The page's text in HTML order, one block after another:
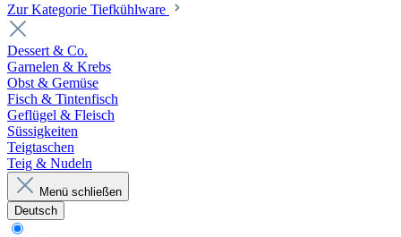
Zur Kategorie Tiefkühlware
Dessert & Co.
Garnelen & Krebs
Obst & Gemüse
Fisch & Tintenfisch
Geflügel & Fleisch
Süssigkeiten
Teigtaschen
Teig & Nudeln
Menü schließen
Deutsch